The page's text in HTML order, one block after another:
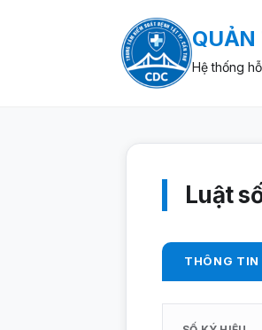
QUẢN
Hệ thống
Luật
THÔNG TIN